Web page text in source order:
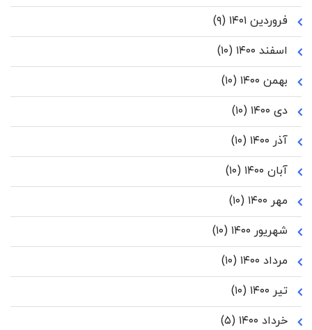
فروردین ۱۴۰۱
(۹)
اسفند ۱۴۰۰
(۱۰)
بهمن ۱۴۰۰
(۱۰)
دی ۱۴۰۰
(۱۰)
آذر ۱۴۰۰
(۱۰)
آبان ۱۴۰۰
(۱۰)
مهر ۱۴۰۰
(۱۰)
شهریور ۱۴۰۰
(۱۰)
مرداد ۱۴۰۰
(۱۰)
تیر ۱۴۰۰
(۱۰)
خرداد ۱۴۰۰
(۵)